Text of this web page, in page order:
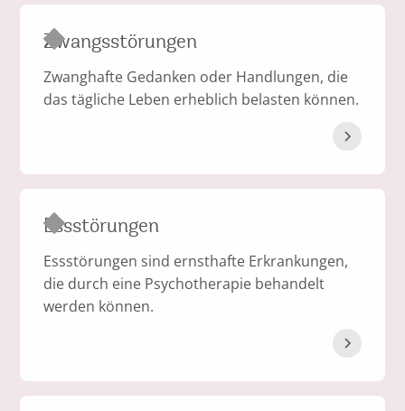
Zwangsstörungen
Zwanghafte Gedanken oder Handlungen, die
das tägliche Leben erheblich belasten können.
Essstörungen
Essstörungen sind ernsthafte Erkrankungen,
die durch eine Psychotherapie behandelt
werden können.